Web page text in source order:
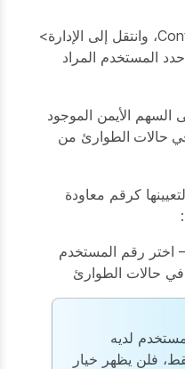
سجّل الدخول إلى Control Hub، وانتقل إلى الإدارة>
المستخدم المراد
السهم الأيمن الموجود
حالات الطوارئ من
كرقم معاودة
اختر رقم المستخدم
حالات الطوارئ
لديه
فلن يظهر خيار